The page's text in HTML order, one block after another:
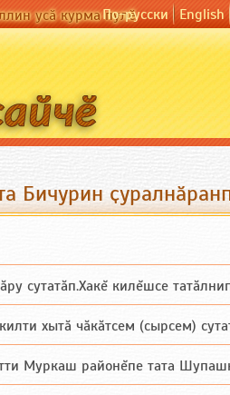
усӑ курма пулӗПо-русски English
Бичурин
сутатăп.Хакĕ килĕшсе
хытă чăкăтсем (сырсем)
Муркаш районĕпе тата